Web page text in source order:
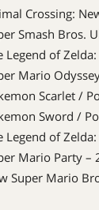
Crossing:
Smash Bros.
Legend of
Mario
Scarlet /
Sword /
Legend of
Mario Party –
Super Mario